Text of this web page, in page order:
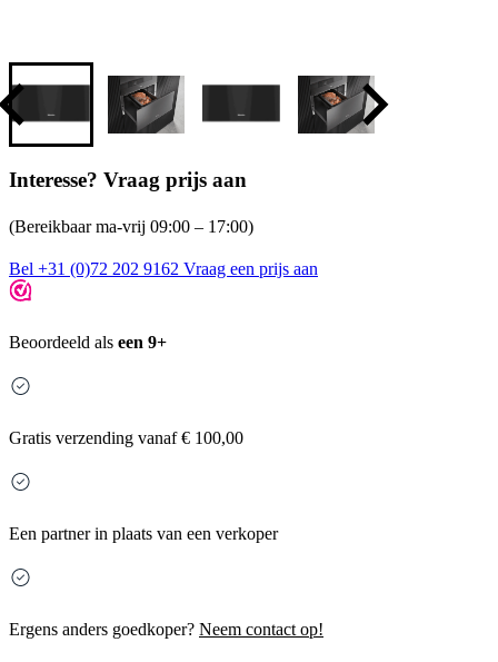
Interesse? Vraag prijs aan
(Bereikbaar ma-vrij 09:00 – 17:00)
Bel +31 (0)72 202 9162 Vraag een prijs aan
Beoordeeld als een 9+
Gratis verzending vanaf € 100,00
Een partner in plaats van een verkoper
Ergens anders goedkoper? Neem contact op!